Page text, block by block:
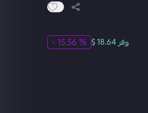
وفر 18.64 $ % 15.56 -